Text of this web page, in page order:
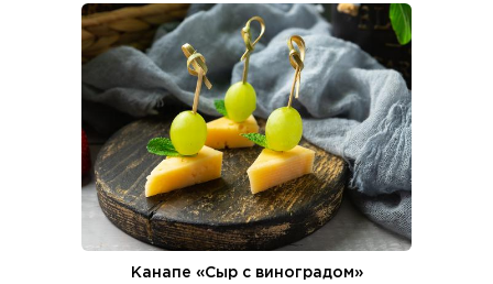
Канапе «Сыр с виноградом»